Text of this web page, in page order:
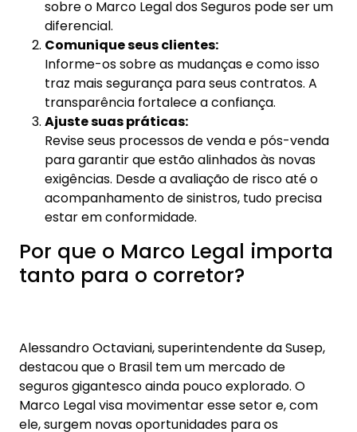
Alessandro Octaviani, superintendente da Susep,
destacou que o Brasil tem um mercado de
seguros gigantesco ainda pouco explorado. O
Marco Legal visa movimentar esse setor e, com
ele, surgem novas oportunidades para os
corretores crescerem.
Cada mudança na lei é uma chance de mostrar ao
cliente que você é o profissional certo para guiá-
lo nesse novo cenário.
As mais lidas